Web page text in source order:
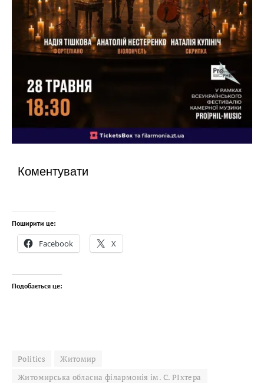
Коментувати
Поширити це:
Facebook X
Подобається це:
Politics
Житомир
Житомирська обласна філармонія ім. С. РІхтера